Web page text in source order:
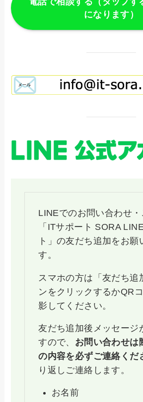
になります）
LINEでのお問い合わせ
「ITサポート SORA
ト」の友だち追加をお願
す。
スマホの方は「友だち追
ンをクリックするかQR
影してください。
友だち追加後メッセージ
すので、 お問い合わせは
の内容を必ずご連絡くだ
り返しご連絡します。
お名前